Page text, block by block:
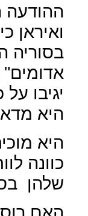
ההודעה
ואיראן
בסוריה
אדומים"
יגיבו
היא
היא
כוונה
שלהן